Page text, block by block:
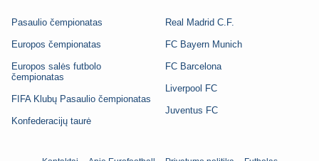
Pasaulio čempionatas
Europos čempionatas
Europos salės futbolo
čempionatas
FIFA Klubų Pasaulio čempionatas
Konfederacijų taurė
Real Madrid C.F.
FC Bayern Munich
FC Barcelona
Liverpool FC
Juventus FC